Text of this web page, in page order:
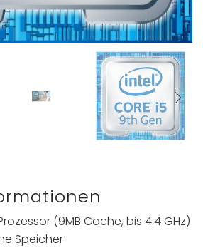
(9MB Cache, bis 4.4 GHz)
Speicher